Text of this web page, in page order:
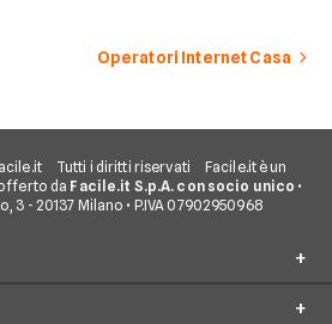
Operatori Internet Casa
Tutti i diritti riservati
Facile.it è un
da Facile.it S.p.A. con socio unico •
3 - 20137 Milano • P.IVA 07902950968